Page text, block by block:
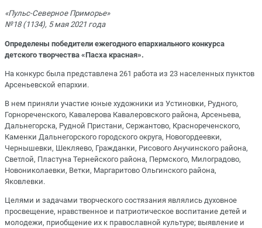
«Пульс-Северное Приморье»
№18 (1134), 5 мая 2021 года
Определены победители ежегодного епархиального конкурса
детского творчества «Пасха красная».
На конкурс была представлена 261 работа из 23 населенных пунктов
Арсеньевской епархии.
В нем приняли участие юные художники из Устиновки, Рудного,
Горнореченского, Кавалерова Кавалеровского района, Арсеньева,
Дальнегорска, Рудной Пристани, Сержантово, Краснореченского,
Каменки Дальнегорского городского округа, Новогордеевки,
Чернышевки, Шекляево, Гражданки, Рисового Анучинского района,
Светлой, Пластуна Тернейского района, Пермского, Милоградово,
Новониколаевки, Ветки, Маргаритово Ольгинского района,
Яковлевки.
Целями и задачами творческого состязания являлись духовное
просвещение, нравственное и патриотическое воспитание детей и
молодежи, приобщение их к православной культуре; выявление и